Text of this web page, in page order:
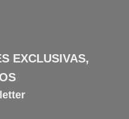
EXCLUSIVAS,